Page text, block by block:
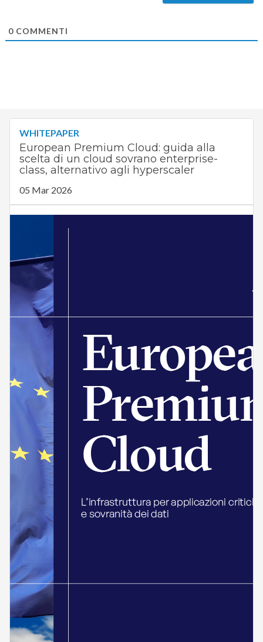
0COMMENTI
WHITEPAPER
European Premium Cloud: guida alla
scelta di un cloud sovrano enterprise-
class, alternativo agli hyperscaler
05 Mar 2026